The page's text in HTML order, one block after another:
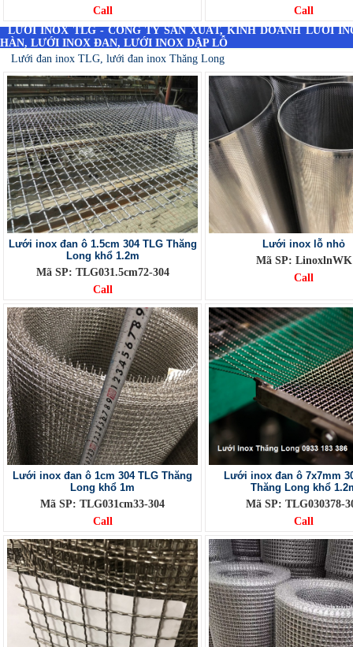
Call
Call
LƯỚI INOX TLG - CÔNG TY SẢN XUẤT, KINH DOANH LƯỚI
HÀN, LƯỚI INOX ĐAN, LƯỚI INOX DẬP LỖ
Lưới đan inox TLG, lưới đan inox Thăng Long
Lưới inox đan ô 1.5cm 304 TLG Thăng
Long khổ 1.2m
Mã SP: TLG031.5cm72-304
Call
Lưới inox lỗ nhỏ
Mã SP: LinoxlnWK
Call
Lưới inox đan ô 1cm 304 TLG Thăng
Long khổ 1m
Mã SP: TLG031cm33-304
Call
Lưới inox đan ô 7x7mm
Thăng Long khổ
Mã SP: TLG030378-
Call